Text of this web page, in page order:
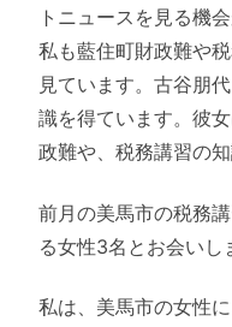
トニュースを見る機
私も藍住町財政難や
見ています。古谷朋
識を得ています。彼
政難や、税務講習の
前月の美馬市の税務
る女性3名とお会いし
私は、美馬市の女性